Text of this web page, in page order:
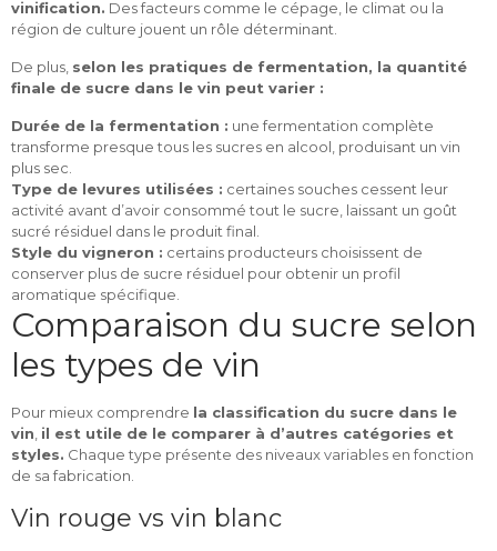
vinification. Des facteurs comme le cépage, le climat ou la
région de culture jouent un rôle déterminant.
De plus, selon les pratiques de fermentation, la quantité
finale de sucre dans le vin peut varier :
Durée de la fermentation : une fermentation complète
transforme presque tous les sucres en alcool, produisant un vin
plus sec.
Type de levures utilisées : certaines souches cessent leur
activité avant d’avoir consommé tout le sucre, laissant un goût
sucré résiduel dans le produit final.
Style du vigneron : certains producteurs choisissent de
conserver plus de sucre résiduel pour obtenir un profil
aromatique spécifique.
Comparaison du sucre selon
les types de vin
Pour mieux comprendre la classification du sucre dans le
vin il est utile de le comparer à d’autres catégories et
styles. Chaque type présente des niveaux variables en fonction
de sa fabrication.
Vin rouge vs vin blanc